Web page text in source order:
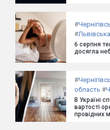
#
#
6 серпня
досягла
#
область #
В Україні
вартості
провідних